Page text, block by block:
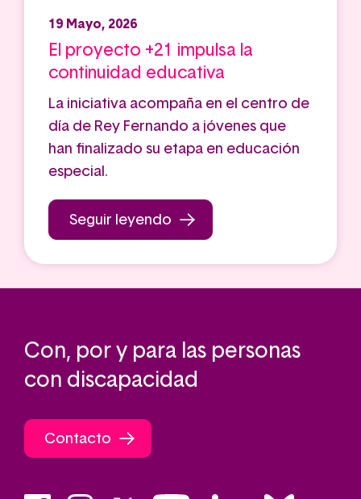
19 Mayo, 2026
El proyecto +21 impulsa la
continuidad educativa
La iniciativa acompaña en el centro de
día de Rey Fernando a jóvenes que
han finalizado su etapa en educación
especial.
Seguir leyendo
Con, por y para las personas
con discapacidad
Contacto